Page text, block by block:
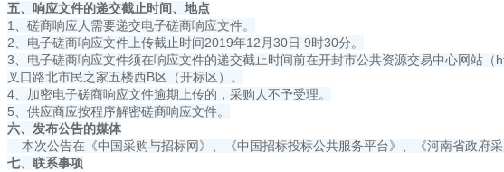
五、响应文件的递交截止时间、地点
1、磋商响应人需要递交电子磋商响应文件。
2、电子磋商响应文件上传截止时间2019年12月30日 9时30分。
3、电子磋商响应文件须在响应文件的递交截止时间前在开封市公共资源交易中心网站
叉口路北市民之家五楼西B区（开标区）。
4、加密电子磋商响应文件逾期上传的，采购人不予受理。
5、供应商应按程序解密磋商响应文件。
六、发布公告的媒体
本次公告在《中国采购与招标网》、《中国招标投标公共服务平台》、《河南省政府
七、联系事项